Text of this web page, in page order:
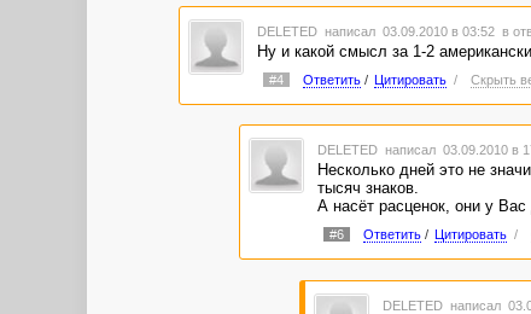
Статей пока не много, продал всего одну,
DELETED написал 03.09.2010 в 03:52 в
Ну и какой смысл за 1-2
#4 Ответить/ Цитировать / Скрыть
DELETED написал 03.09.2010 в
Несколько дней это не
тысяч знаков.
А насёт расценок, они у
#6 Ответить/ Цитировать /
DELETED написал